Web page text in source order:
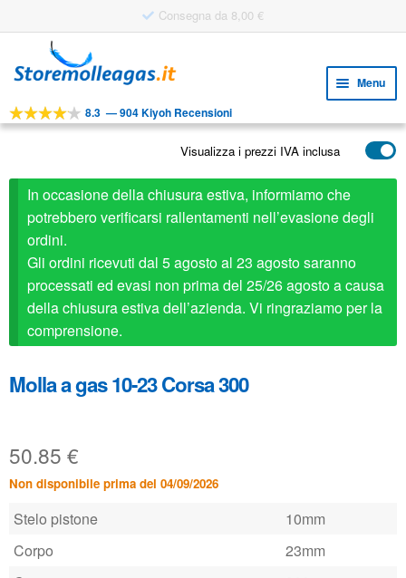
Consegna da 8,00 €
alla
al
Menu
STRUMENTI
il
menu
child
child
APPLICAZIONI
SERVIZIO CLIENTI
child
FAQ
8.3 —904 Kiyoh Recensioni
Visualizza i prezzi IVA inclusa
In occasione della chiusura estiva, informiamo che
potrebbero verificarsi rallentamenti nell’evasione degli
ordini.
Gli ordini ricevuti dal 5 agosto al 23 agosto saranno
processati ed evasi non prima del 25/26 agosto a causa
della chiusura estiva dell’azienda. Vi ringraziamo per la
comprensione.
Molla a gas 10-23 Corsa 300
50.85 €
Non disponibile prima del 04/09/2026
Stelo pistone
10mm
Corpo
23mm